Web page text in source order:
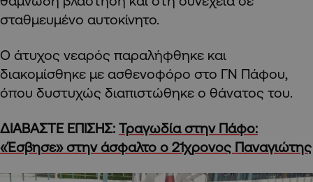
σταθμευμένο αυτοκίνητο.
Ο άτυχος νεαρός παραλήφθηκε και
διακομίσθηκε με ασθενοφόρο στο ΓΝ Πάφου,
όπου δυστυχώς διαπιστώθηκε ο θάνατος του.
ΔΙΑΒΑΣΤΕ ΕΠΙΣΗΣ: Τραγωδία στην Πάφο:
«Έσβησε» στην άσφαλτο ο 21χρονος Παναγιώτης